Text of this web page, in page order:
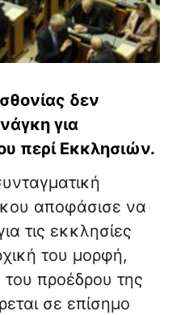
δεν
για
περί Εκκλησιών.
αποφάσισε να
τις εκκλησίες
του μορφή,
του προέδρου της
σε επίσημο